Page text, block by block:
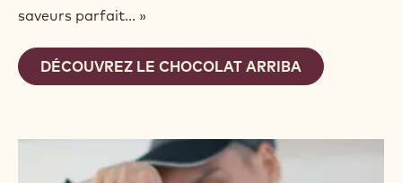
saveurs parfait... »
DÉCOUVREZ LE CHOCOLAT ARRIBA